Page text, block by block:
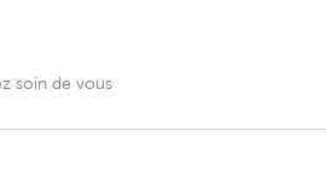
soin de vous